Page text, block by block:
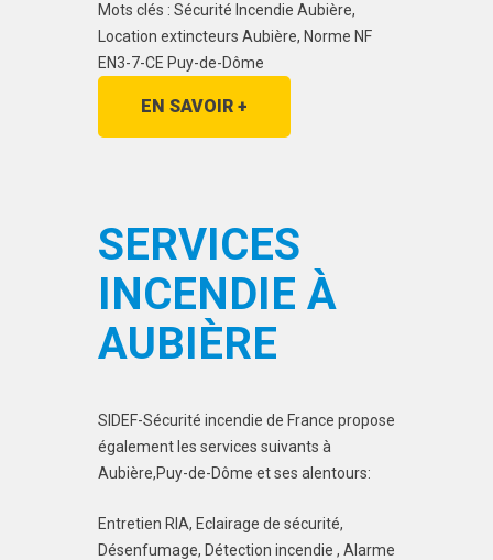
Mots clés : Sécurité Incendie Aubière,
Location extincteurs Aubière, Norme NF
EN3-7-CE Puy-de-Dôme
EN SAVOIR +
SERVICES
INCENDIE À
AUBIÈRE
SIDEF-Sécurité incendie de France propose
également les services suivants à
Aubière,Puy-de-Dôme et ses alentours:
Entretien RIA, Eclairage de sécurité,
Désenfumage, Détection incendie , Alarme